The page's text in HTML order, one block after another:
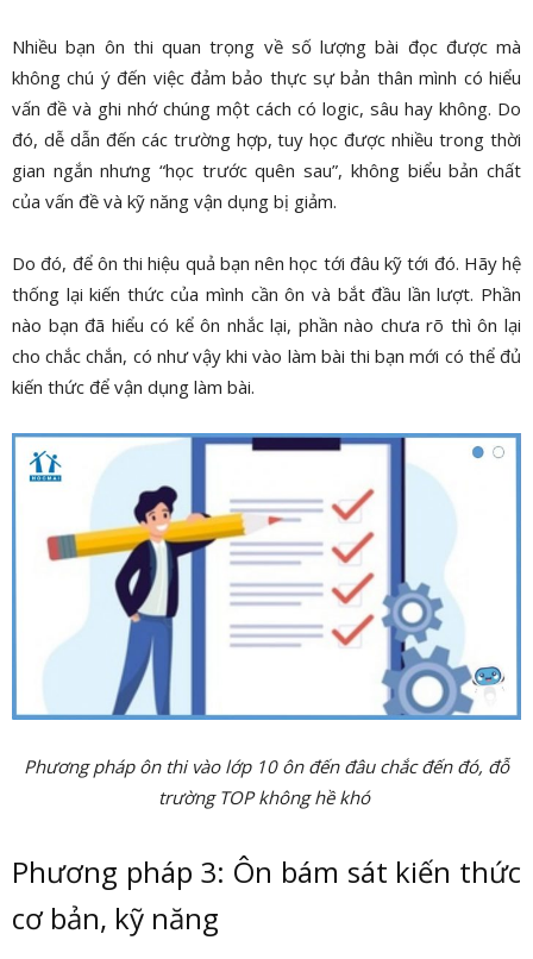
Nhiều bạn ôn thi quan trọng về số lượng bài đọc được mà
không chú ý đến việc đảm bảo thực sự bản thân mình có hiểu
vấn đề và ghi nhớ chúng một cách có logic, sâu hay không. Do
đó, dễ dẫn đến các trường hợp, tuy học được nhiều trong thời
gian ngắn nhưng “học trước quên sau”, không biểu bản chất
của vấn đề và kỹ năng vận dụng bị giảm.
Do đó, để ôn thi hiệu quả bạn nên học tới đâu kỹ tới đó. Hãy hệ
thống lại kiến thức của mình cần ôn và bắt đầu lần lượt. Phần
nào bạn đã hiểu có kể ôn nhắc lại, phần nào chưa rõ thì ôn lại
cho chắc chắn, có như vậy khi vào làm bài thi bạn mới có thể đủ
kiến thức để vận dụng làm bài.
Phương pháp ôn thi vào lớp 10 ôn đến đâu chắc đến đó, đỗ
trường TOP không hề khó
Phương pháp 3: Ôn bám sát kiến thức
cơ bản, kỹ năng